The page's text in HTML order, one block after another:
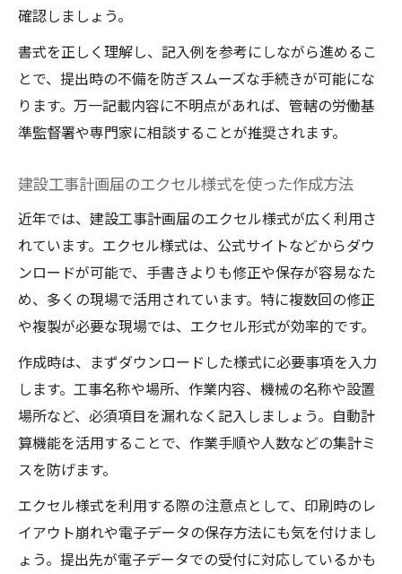
確認しましょう。
書式を正しく理解し、記入例を参考にしながら進めるこ
とで、提出時の不備を防ぎスムーズな手続きが可能にな
ります。万一記載内容に不明点があれば、管轄の労働基
準監督署や専門家に相談することが推奨されます。
建設工事計画届のエクセル様式を使った作成方法
近年では、建設工事計画届のエクセル様式が広く利用さ
れています。エクセル様式は、公式サイトなどからダウ
ンロードが可能で、手書きよりも修正や保存が容易なた
め、多くの現場で活用されています。特に複数回の修正
や複製が必要な現場では、エクセル形式が効率的です。
作成時は、まずダウンロードした様式に必要事項を入力
します。工事名称や場所、作業内容、機械の名称や設置
場所など、必須項目を漏れなく記入しましょう。自動計
算機能を活用することで、作業手順や人数などの集計ミ
スを防げます。
エクセル様式を利用する際の注意点として、印刷時のレ
イアウト崩れや電子データの保存方法にも気を付けまし
ょう。提出先が電子データでの受付に対応しているかも